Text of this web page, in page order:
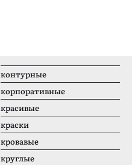
контурные
корпоративные
красивые
краски
кровавые
круглые